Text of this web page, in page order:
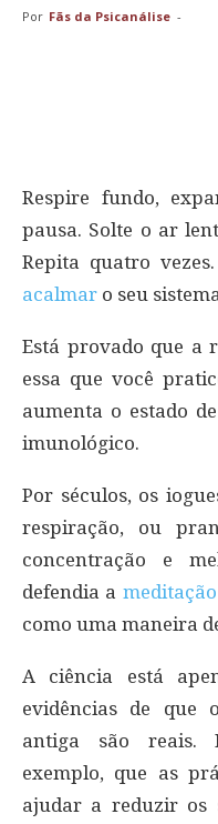
Por Fãs da Psicanálise -
Respire fundo,
pausa. Solte o ar
Repita quatro
acalmar o seu
Está provado que a
essa que você
aumenta o estado
imunológico.
Por séculos, os
respiração, ou
concentração e
defendia a meditação
como uma maneira
A ciência está
evidências de que
antiga são reais.
exemplo, que as
ajudar a reduzir os